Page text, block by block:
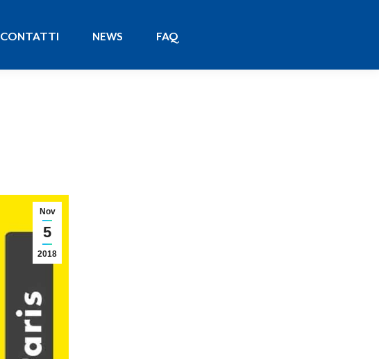
CONTATTI NEWS FAQ
Nov
5
2018